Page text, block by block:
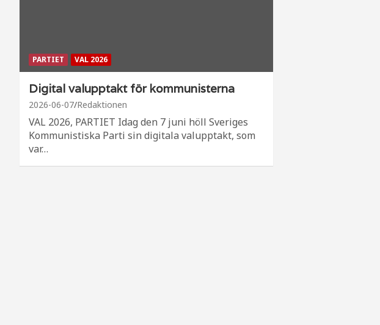
PARTIET VAL 2026
Digital valupptakt för kommunisterna
2026-06-07 Redaktionen
VAL 2026, PARTIET Idag den 7 juni höll Sveriges
Kommunistiska Parti sin digitala valupptakt, som
var…